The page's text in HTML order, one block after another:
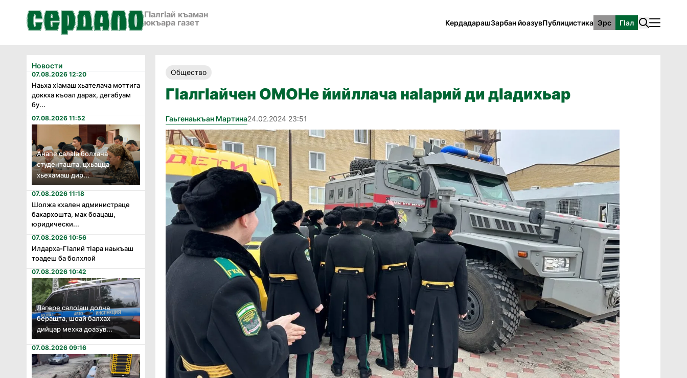
ГӀалгӀай къаман
юкъара газет
КердадарашЗарбан йоазувПублицистика Эрс ГӀал
Новости
07.08.2026 12:20
Наьха хӏамаш хьателача моттига
доккха къоал дарах, дегабуам
бу...
07.08.2026 11:52
Анапе салаӏа болхача
студенташта, цхьацца
хьехамаш дир...
07.08.2026 11:18
Шолжа кхален администраце
бахархошта, мах боацаш,
юридически...
07.08.2026 10:56
Илдарха-Гӏалий тӏара наькъаш
тоадеш ба болхлой
07.08.2026 10:42
Лагере салоӏаш долча
берашта, шоай балхах
дийцар мехка доазув...
07.08.2026 09:16
Общество
ГӀалгӀайчен ОМОНе йийллача наӀарий ди дӀадихьар
Гаьгенаькъан Мартина24.02.2024 23:51